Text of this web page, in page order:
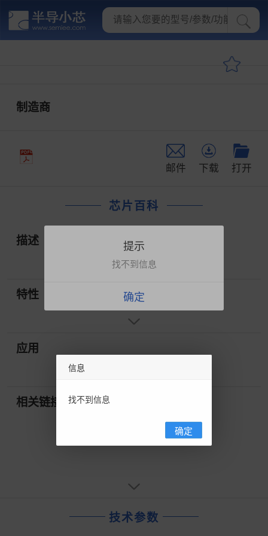
制造商
邮件 下载 打开
芯片百科
描述
特性
应用
相关链接
技术参数
提示
找不到信息
确定
信息
找不到信息
确定